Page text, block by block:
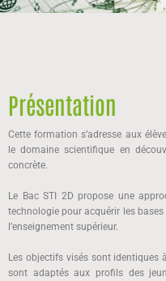
Présentation
Cette formation s’adresse aux
le domaine scientifique en
concrète.
Le Bac STI 2D propose une
technologie pour acquérir les
l’enseignement supérieur.
Les objectifs visés sont identiques
sont adaptés aux profils des